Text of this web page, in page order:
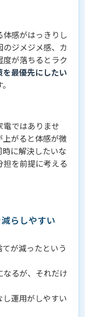
感がはっきりし
ジメジメ感、カ
が落ちるとラク
最優先にしたい
電ではありませ
がると体感が微
に解決したいな
を前提に考える
らしやすい
が減ったという
るが、それだけ
運用がしやすい